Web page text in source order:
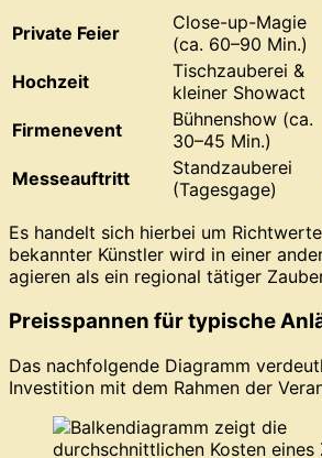
Private Feier
Close-up-Magie
(ca. 60–90 Min.)
Hochzeit
Tischzauberei &
kleiner Showact
Firmenevent
Bühnenshow (ca.
30–45 Min.)
Messeauftritt
Standzauberei
(Tagesgage)
Es handelt sich hierbei um
bekannter Künstler wird in einer
agieren als ein regional tätiger
Preisspannen für typische
Das nachfolgende Diagramm
Investition mit dem Rahmen der